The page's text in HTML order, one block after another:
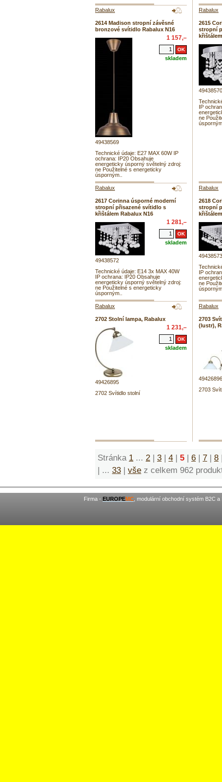
Rabalux
2614 Madison stropní závěsné
bronzové svítidlo Rabalux N16
1 157,–
skladem
49438569
Technické údaje: E27 MAX 60W IP
ochrana: IP20 Obsahuje
energeticky úsporný světelný zdroj:
ne Použitelné s energeticky
úsporným..
Rabalux
2615
stropní
49438570
IP
ne
Rabalux
2617 Corinna úsporné moderní
stropní přisazené svítidlo s
křištálem Rabalux N16
1 281,–
skladem
49438572
Technické údaje: E14 3x MAX 40W
IP ochrana: IP20 Obsahuje
energeticky úsporný světelný zdroj:
ne Použitelné s energeticky
úsporným..
Rabalux
2618
stropní
49438573
IP
ne
Rabalux
2702 Stolní lampa, Rabalux
1 231,–
skladem
49426895
2702 Svítidlo stolní
Rabalux
2703
(lustr),
49426896
2703
Stránka 1 ... 2 | 3 | 4 | 5 | 6 | 7 | 8
| ... 33 | vše z celkem 962
Firma - EUROPEMC , modulární obchodní systém B2C